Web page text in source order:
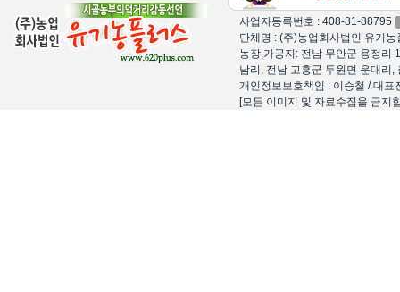
사업자등록번호 : 408-81-88795
단체명 : (주)농업회사법인 유기
농장,가공지: 전남 무안군 용정리
남리, 전남 고흥군 두원면 운대리
개인정보보호책임 : 이승철 / 대
[모든 이미지 및 자료수집을 금지